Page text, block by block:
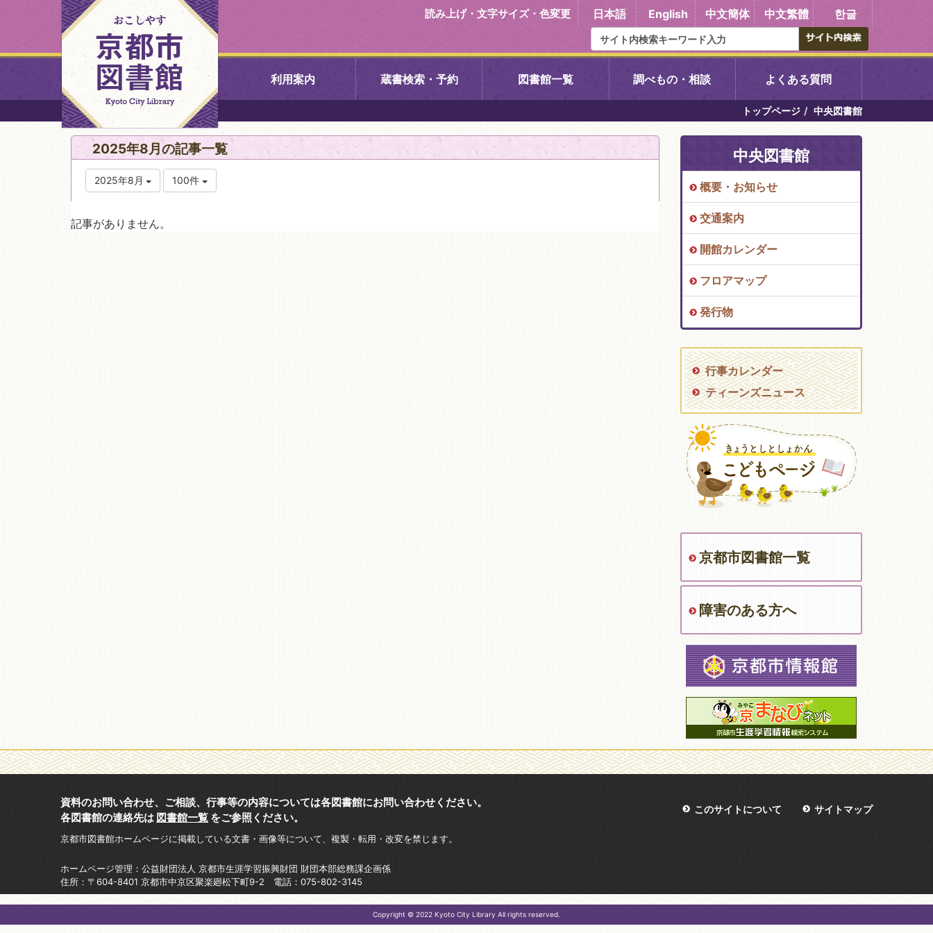
読み上げ・文字サイズ・色変更 日本語 English 中文簡体 中文繁體 한글
利用案内 蔵書検索・予約 図書館一覧
中央図書館 右京中央図書館 伏見中央図書館 醍醐中央図書館
北図書館 左京図書館 岩倉図書館 東山図書館
吉祥院図書館
向島図書館
こどもみらい館子育て図
コミュニティプラザ深草
図書館
調べもの・相談 よくある質問
トップページ 中央図書館
2025年8月の記事一覧
2025年8月 100件
記事がありません。
中央図書館
概要・お知らせ
交通案内
開館カレンダー
フロアマップ
発行物
行事カレンダー
ティーンズニュース
京都市図書館一覧
障害のある方へ
このサイトについて サイトマップ
資料のお問い合わせ、ご相談、行事等の内容については各図書館にお問い合わせください。
各図書館の連絡先は 図書館一覧 をご参照ください。
京都市図書館ホームページに掲載している文書・画像等について、複製・転用・改変を禁じます。
ホームページ管理：公益財団法人 京都市生涯学習振興財団 財団本部総務課企画係
住所：〒604-8401 京都市中京区聚楽廻松下町9-2 電話：075-802-3145
Copyright © 2022 Kyoto City Library All rights reserved.